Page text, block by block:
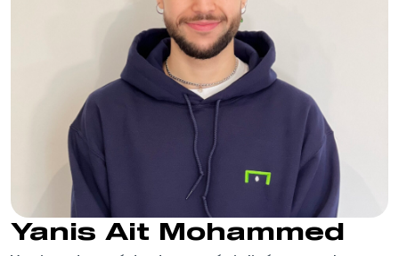
Yanis Ait Mohammed